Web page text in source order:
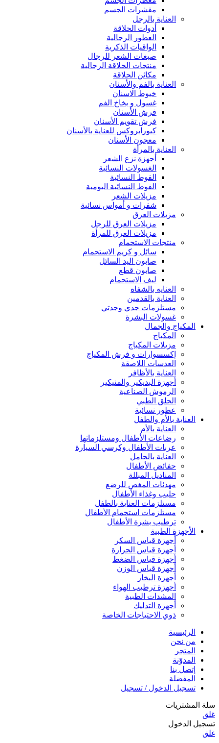
مقشرات الجسم
العناية بالرجل
أدوات الحلاقة
العطور الرجالية
الواقيات الذكرية
صبغات الشعر للرجال
منتجات الحلاقة الرجالية
مكائن الحلاقة
العناية بالفم والأسنان
خيوط الاسنان
غسول و بخاخ الفم
فرش الأسنان
فرش تقويم الأسنان
كيورابروكس للعناية بالأسنان
معجون الأسنان
العناية بالمرأة
أجهزة نزع الشعر
الغسولات النسائية
الفوط النسائية
الفوط النسائية اليومية
مزيلات الشعر
شفرات و أمواس نسائية
مزيلات العرق
مزيلات العرق للرجل
مزيلات العرق للمرأة
منتجات الاستحمام
سائل و كريم الاستحمام
صابون اليد السائل
صابون قطع
ليف الاستحمام
العنايه بالشفاه
العناية بالقدمين
مستلزمات جدي وجدتي
غسولات البشرة
المكياج والجمال
المكياج
مزيلات المكياج
إكسسوارات و فرش المكياج
العدسات اللاصقة
العناية بالأظافر
أجهزة البديكير والمنيكير
الرموش الصناعية
الحلق الطبي
عطور نسائية
العناية بالأم والطفل
العناية بالأم
رضاعات الأطفال ومستلزماتها
عربات الأطفال وكرسي السيارة
العناية بالحامل
حفائض الأطفال
المناديل المبللة
مهدئات المغص للرضع
حليب وغذاء الأطفال
مستلزمات العناية بالطفل
مستلزمات استحمام الأطفال
ترطيب بشرة الأطفال
الأجهزة الطبية
أجهزة قياس السكر
أجهزة قياس الحرارة
أجهزة قياس الضغط
أجهزة قياس الوزن
أجهزة البخار
أجهزة ترطيب الهواء
المشدات الطبية
أجهزة التدليك
ذوي الاحتياجات الخاصة
الرئيسية
من نحن
المتجر
المدوّنة
إتصل بنا
المفضلة
تسجيل الدخول / تسجيل
سلة المشتريات
غلق
تسجيل الدخول
غلق